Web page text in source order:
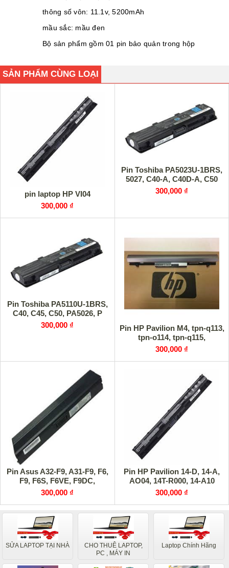
thông số vôn: 11.1v, 5200mAh
mầu sắc: mầu đen
Bộ sản phẩm gồm 01 pin bảo quản trong hộp
SẢN PHẨM CÙNG LOẠI
pin laptop HP VI04
300,000 ₫
Pin Toshiba PA5023U-1BRS,
5027, C40-A, C40D-A, C50
300,000 ₫
Pin Toshiba PA5110U-1BRS,
C40, C45, C50, PA5026, P
300,000 ₫
Pin HP Pavilion M4, tpn-q113,
tpn-o114, tpn-q115,
300,000 ₫
Pin Asus A32-F9, A31-F9, F6,
F9, F6S, F6VE, F9DC,
300,000 ₫
Pin HP Pavilion 14-D, 14-A,
AO04, 14T-R000, 14-A10
300,000 ₫
SỬA LAPTOP TẠI NHÀ
CHO THUÊ LAPTOP,
PC , MÁY IN
Laptop Chính Hãng